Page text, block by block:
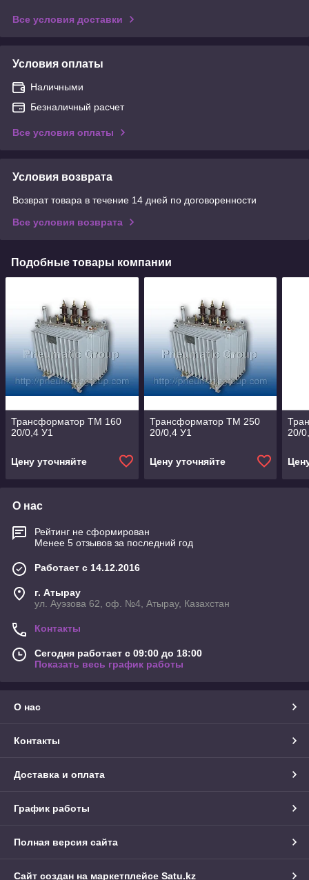
Все условия доставки
Условия оплаты
Наличными
Безналичный расчет
Все условия оплаты
Условия возврата
Возврат товара в течение 14 дней по договоренности
Все условия возврата
Подобные товары компании
Трансформатор ТМ 160
20/0,4 У1
Цену уточняйте
Трансформатор ТМ 250
20/0,4 У1
Цену уточняйте
20/
О нас
Рейтинг не сформирован
Менее 5 отзывов за последний год
Работает с 14.12.2016
г. Атырау
ул. Ауэзова 62, оф. №4, Атырау, Казахстан
Контакты
Сегодня работает с 09:00 до 18:00
Показать весь график работы
О нас
Контакты
Доставка и оплата
График работы
Полная версия сайта
Сайт создан на маркетплейсе Satu.kz